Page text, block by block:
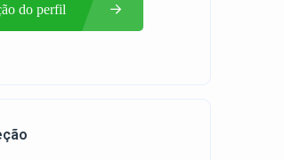
do perfil